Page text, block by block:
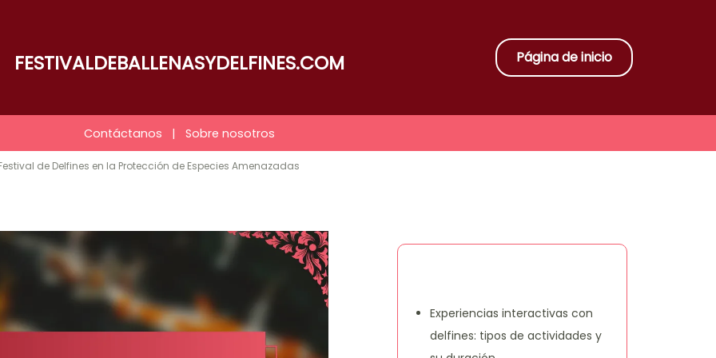
FESTIVALDEBALLENASYDELFINES.COM Página de inicio
Contáctanos | Sobre nosotros
de Delfines en la Protección de Especies Amenazadas
Experiencias interactivas con
delfines: tipos de actividades y